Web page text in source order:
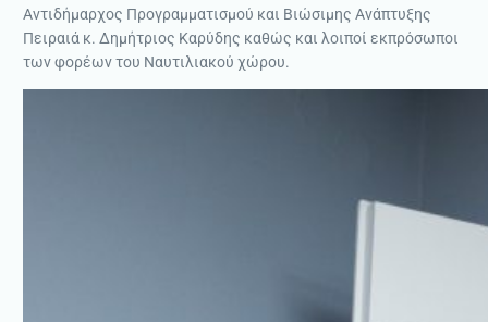
Αντιδήµαρχος Προγραμματισμού και Βιώσιµης Ανάπτυξης
Πειραιά κ. Δημήτριος Καρύδης καθώς και λοιποί εκπρόσωποι
των φορέων του Ναυτιλιακού χώρου.